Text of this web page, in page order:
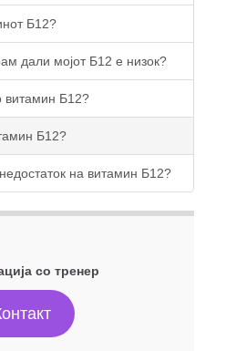
Б12?
дали мојот Б12 е низок?
витамин Б12?
Б12?
на витамин Б12?
со тренер